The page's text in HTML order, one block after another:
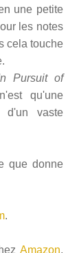
une petite
les notes
cela touche
Pursuit of
qu'une
d'un vaste
que donne
.
Amazon,